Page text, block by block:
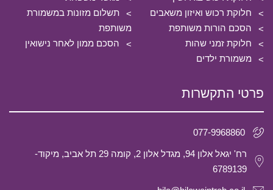
חלוקת רכוש ואיזון משאבים
הסכם הורות משותפת
חלוקת זמני שהות
משמורת ילדים
תשלום מזונות במשמורת
משותפת
הסכם ממון לאחר נישואין
פרטי התקשרות
077-9968860
רח' יגאל אלון 94, מגדל אלון 2, קומה 29 תל אביב, מיקוד-
6789139